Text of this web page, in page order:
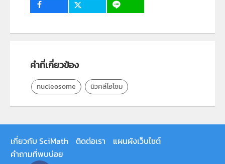
คำที่เกี่ยวข้อง
nucleosome นิวคลีโอโซม
เกี่ยวกับ SciMath ติดต่อเรา
แผนผังเว็บไซต์
คำถามที่พบบ่อย